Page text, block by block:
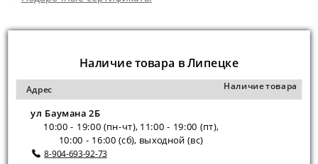
Наличие товара в Липецке
Адрес Наличие товара
ул Баумана 2Б
10:00 - 19:00 (пн-чт), 11:00 - 19:00 (пт),
10:00 - 16:00 (сб), выходной (вс)
8-904-693-92-73